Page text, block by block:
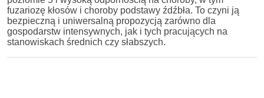
fuzariozę kłosów i choroby podstawy źdźbła. To czyni ją
bezpieczną i uniwersalną propozycją zarówno dla
gospodarstw intensywnych, jak i tych pracujących na
stanowiskach średnich czy słabszych.